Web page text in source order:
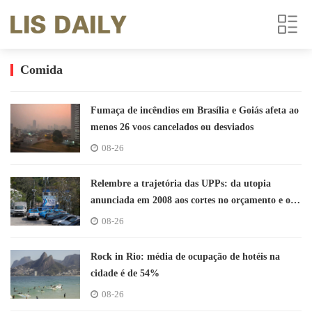
Comida
Fumaça de incêndios em Brasília e Goiás afeta ao
menos 26 voos cancelados ou desviados
08-26
Relembre a trajetória das UPPs: da utopia
anunciada em 2008 aos cortes no orçamento e o
processo de reestruturação
08-26
Rock in Rio: média de ocupação de hotéis na
cidade é de 54%
08-26